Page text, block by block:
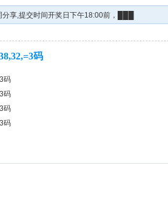
享,提交时间开奖日下午18:00前，███
码
码
码
码
码